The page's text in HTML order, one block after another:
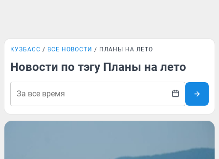
КУЗБАСС ВСЕ НОВОСТИ ПЛАНЫ НА ЛЕТО
Новости по тэгу Планы на лето